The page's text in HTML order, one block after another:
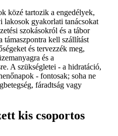
közé tartozik a engedélyek,
lakosok gyakorlati tanácsokat
szokásokról és a tábor
kell szállítást
és tervezzék meg,
és a
A szükségletei - a hidratáció,
- fontosak; soha ne
fáradtság vagy
kis csoportos